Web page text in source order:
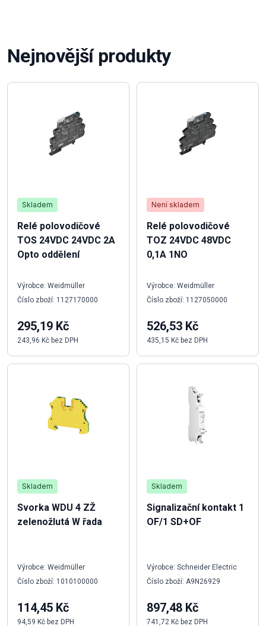
Nejnovější produkty
Skladem
Relé polovodičové
TOS 24VDC 24VDC 2A
Opto oddělení
Výrobce: Weidmüller
Číslo zboží: 1127170000
295,19 Kč
243,96 Kč bez DPH
Skladem
Svorka WDU 4 ZŽ
zelenožlutá W řada
Výrobce: Weidmüller
Číslo zboží: 1010100000
114,45 Kč
94,59 Kč bez DPH
Není skladem
Relé polovodičové
TOZ 24VDC 48VDC
0,1A 1NO
Výrobce: Weidmüller
Číslo zboží: 1127050000
526,53 Kč
435,15 Kč bez DPH
Skladem
Signalizační kontakt 1
OF/1 SD+OF
Výrobce: Schneider Electric
Číslo zboží: A9N26929
897,48 Kč
741,72 Kč bez DPH